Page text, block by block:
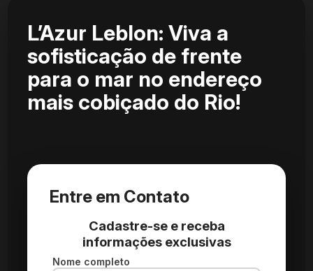
L’Azur Leblon: Viva a
sofisticação de frente
para o mar no endereço
mais cobiçado do Rio!
Entre em Contato
Cadastre-se e receba
informações exclusivas
Nome completo